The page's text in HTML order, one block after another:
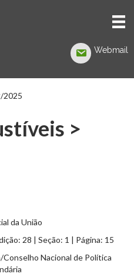
Webmail
2025
>
da União
28 | Seção: 1 | Página: 15
Nacional de Política